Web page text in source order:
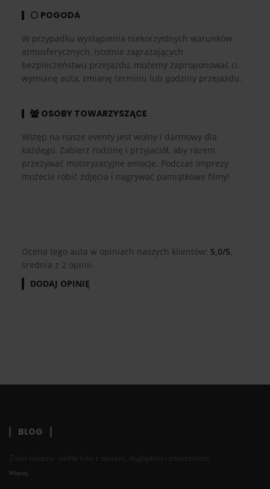
POGODA
W przypadku wystąpienia niekorzystnych warunków
atmosferycznych, istotnie zagrażających
bezpieczeństwu przejazdu, możemy zaproponować ci
wymianę auta, zmianę terminu lub godziny przejazdu.
OSOBY TOWARZYSZĄCE
Wstęp na nasze eventy jest wolny i darmowy dla
każdego. Zabierz rodzinę i przyjaciół, aby razem
przeżywać motoryzacyjne emocje. Podczas imprezy
możecie robić zdjęcia i nagrywać pamiątkowe filmy!
Ocena tego auta w opiniach naszych klientów: 5,0/5,
średnia z 2 opinii.
DODAJ OPINIĘ
BLOG
Znaki nakazu - pełna lista z opisem, wyglądem i znaczeniem
Więcej